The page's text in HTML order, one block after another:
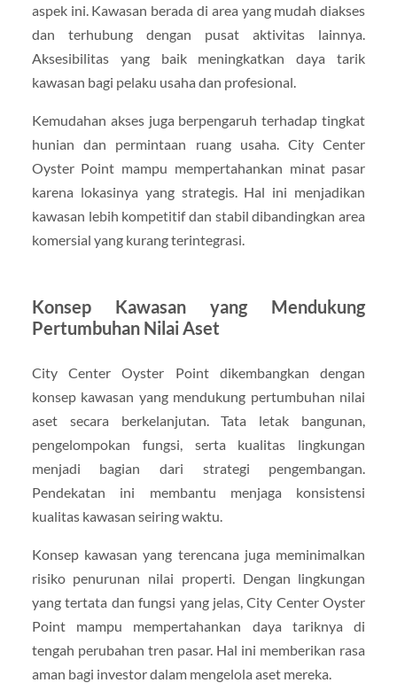
aspek ini. Kawasan berada di area yang mudah diakses
dan terhubung dengan pusat aktivitas lainnya.
Aksesibilitas yang baik meningkatkan daya tarik
kawasan bagi pelaku usaha dan profesional.
Kemudahan akses juga berpengaruh terhadap tingkat
hunian dan permintaan ruang usaha. City Center
Oyster Point mampu mempertahankan minat pasar
karena lokasinya yang strategis. Hal ini menjadikan
kawasan lebih kompetitif dan stabil dibandingkan area
komersial yang kurang terintegrasi.
Konsep Kawasan yang Mendukung
Pertumbuhan Nilai Aset
City Center Oyster Point dikembangkan dengan
konsep kawasan yang mendukung pertumbuhan nilai
aset secara berkelanjutan. Tata letak bangunan,
pengelompokan fungsi, serta kualitas lingkungan
menjadi bagian dari strategi pengembangan.
Pendekatan ini membantu menjaga konsistensi
kualitas kawasan seiring waktu.
Konsep kawasan yang terencana juga meminimalkan
risiko penurunan nilai properti. Dengan lingkungan
yang tertata dan fungsi yang jelas, City Center Oyster
Point mampu mempertahankan daya tariknya di
tengah perubahan tren pasar. Hal ini memberikan rasa
aman bagi investor dalam mengelola aset mereka.